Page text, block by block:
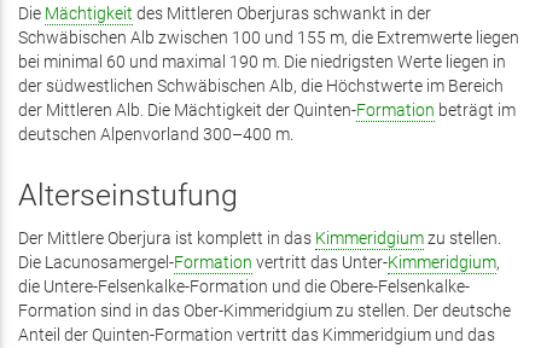
Die Mächtigkeit des Mittleren Oberjuras schwankt in der
Schwäbischen Alb zwischen 100 und 155 m, die Extremwerte liegen
bei minimal 60 und maximal 190 m. Die niedrigsten Werte liegen in
der südwestlichen Schwäbischen Alb, die Höchstwerte im Bereich
der Mittleren Alb. Die Mächtigkeit der Quinten-Formation beträgt im
deutschen Alpenvorland 300–400 m.
Alterseinstufung
Der Mittlere Oberjura ist komplett in das Kimmeridgiumzu stellen.
Die Lacunosamergel-Formation vertritt das Unter-Kimmeridgium,
die Untere-Felsenkalke-Formation und die Obere-Felsenkalke-
Formation sind in das Ober-Kimmeridgium zu stellen. Der deutsche
Anteil der Quinten-Formation vertritt das Kimmeridgium und das